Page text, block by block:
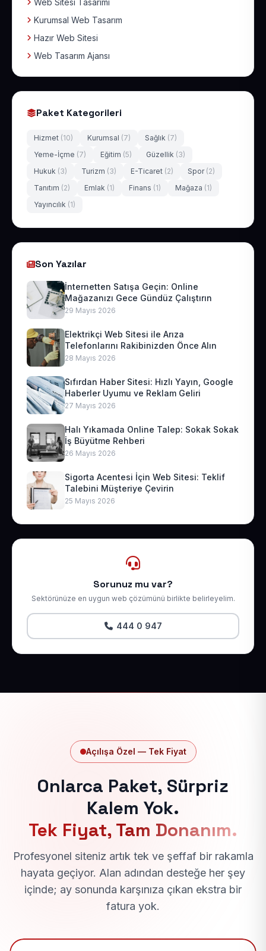
Web Sitesi Tasarımı
Kurumsal Web Tasarım
Hazır Web Sitesi
Web Tasarım Ajansı
Paket Kategorileri
Hizmet (10) Kurumsal (7) Sağlık (7)
Yeme-İçme (7) Eğitim (5) Güzellik (3)
Hukuk (3) Turizm (3) E-Ticaret (2) Spor (2)
Tanıtım (2) Emlak (1) Finans (1) Mağaza (1)
Yayıncılık (1)
Son Yazılar
İnternetten Satışa Geçin: Online
Mağazanızı Gece Gündüz Çalıştırın
29 Mayıs 2026
Elektrikçi Web Sitesi ile Arıza
Telefonlarını Rakibinizden Önce Alın
28 Mayıs 2026
Sıfırdan Haber Sitesi: Hızlı Yayın, Google
Haberler Uyumu ve Reklam Geliri
27 Mayıs 2026
Halı Yıkamada Online Talep: Sokak Sokak
İş Büyütme Rehberi
26 Mayıs 2026
Sigorta Acentesi İçin Web Sitesi: Teklif
Talebini Müşteriye Çevirin
25 Mayıs 2026
Sorunuz mu var?
Sektörünüze en uygun web çözümünü birlikte belirleyelim.
444 0 947
Açılışa Özel — Tek Fiyat
Onlarca Paket, Sürpriz
Kalem Yok.
Tek Fiyat, Tam Donanım.
Profesyonel siteniz artık tek ve şeffaf bir rakamla
hayata geçiyor. Alan adından desteğe her şey
içinde; ay sonunda karşınıza çıkan ekstra bir
fatura yok.